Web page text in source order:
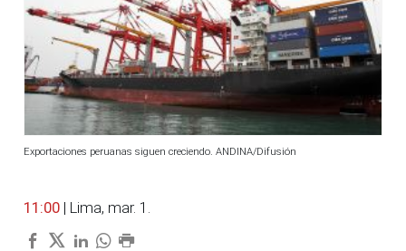
Exportaciones peruanas siguen creciendo. ANDINA/Difusión
11:00 | Lima, mar. 1.